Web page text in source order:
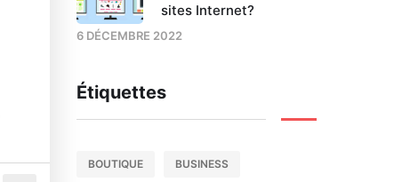
sites Internet?
6 DÉCEMBRE 2022
Étiquettes
BOUTIQUE BUSINESS